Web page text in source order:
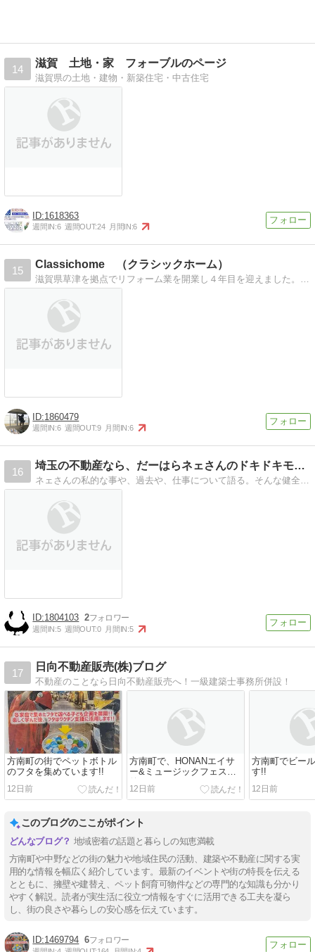
14
滋賀 土地・家 フォーブルのページ
滋賀県の土地・建物・新築住宅・中古住宅
1618363
週間IN:6 週間OUT:24 月間IN:6
15
Classichome （クラシックホーム）
1860479
週間IN:6 週間OUT:9 月間IN:6
16
埼玉の不動産なら、だーはらネェさんのドキドキモーニング
1804103 2
週間IN:5 週間OUT:0 月間IN:5
17
日向不動産販売(株)ブログ
不動産のことなら日向不動産販売へ！一級建築士事務所併設！
方南町の街でペットボトル
のフタを集めています!!
12日前
方南町で、HONANエイサ
ー&ミュージックフェス開
催します。
12日前
方南町でビー
す!!
12日前
このブログのここがポイント
地域密着の話題と暮らしの知恵満載
方南町や中野などの街の魅力や地域住民の活動、建築や不動産に関する実
用的な情報を幅広く紹介しています。最新のイベントや街の特長を伝える
とともに、擁壁や建替え、ペット飼育可物件などの専門的な知識も分かり
やすく解説。読者が実生活に役立つ情報をすぐに活用できる工夫を凝ら
し、街の良さや暮らしの安心感を伝えています。
1469794 6